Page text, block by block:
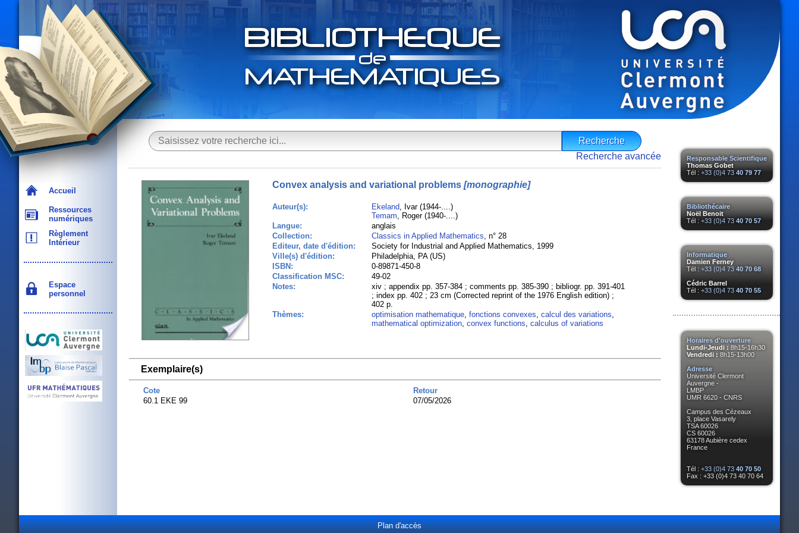
Accueil
Ressources
numériques
Règlement
Intérieur
Espace
personnel
Responsable Scientifique
Thomas Gobet
Tél : +33 (0)4 73 40 79 77
Bibliothécaire
Noël Benoit
Tél : +33 (0)4 73 40 70 57
Informatique
Damien Ferney
Tél : +33 (0)4 73 40 70 68
Cédric Barrel
Tél : +33 (0)4 73 40 70 55
Horaires d'ouverture
Lundi-Jeudi : 8h15-16h30
Vendredi : 8h15-13h00
Adresse
Université Clermont
Auvergne -
LMBP
UMR 6620 - CNRS
Campus des Cézeaux
3, place Vasarely
TSA 60026
CS 60026
63178 Aubière cedex
France
Tél : +33 (0)4 73 40 70 50
Fax : +33 (0)4 73 40 70 64
Recherche avancée
Convex analysis and variational problems[monographie]
Auteur(s): Ekeland, Ivar (1944-....)
Temam, Roger (1940-....)
Langue:
anglais
Collection:
Classics in Applied Mathematics, n° 28
Editeur, date d'édition:
Society for Industrial and Applied Mathematics, 1999
Ville(s) d'édition:
Philadelphia, PA (US)
ISBN:
0-89871-450-8
Classification MSC:
49-02
Notes:
xiv ; appendix pp. 357-384 ; comments pp. 385-390 ; bibliogr. pp. 391-401
; index pp. 402 ; 23 cm (Corrected reprint of the 1976 English edition) ;
402 p.
Thèmes:
optimisation mathematique, fonctions convexes, calcul des variations,
mathematical optimization, convex functions, calculus of variations
Exemplaire(s)
Cote
Retour
60.1 EKE 99
07/05/2026
Plan d'accès